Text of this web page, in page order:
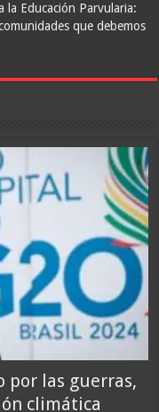
la Educación Parvularia:
que debemos
por las guerras,
climática